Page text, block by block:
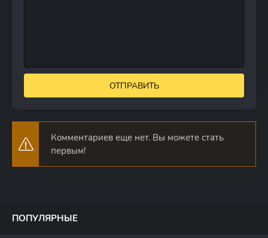
ОТПРАВИТЬ
Комментариев еще нет. Вы можете стать
первым!
ПОПУЛЯРНЫЕ